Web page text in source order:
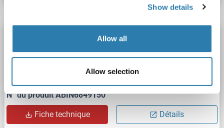
Show details
Allow all
Allow selection
Otoraplin anticorps (Alexa Fluor 647)
OTOR Reactivité: Humain Hôte: Lapin
Polyclonal
N° du produit ABIN6849150
Fiche technique Détails